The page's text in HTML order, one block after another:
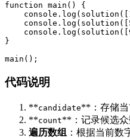
function main() {
}
main();
代码说明
**candidate**：存储当
**count**：记录候选众
遍历数组 ：根据当前数